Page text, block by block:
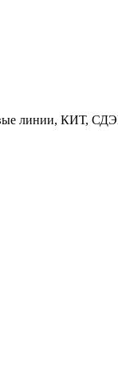
линии, КИТ,